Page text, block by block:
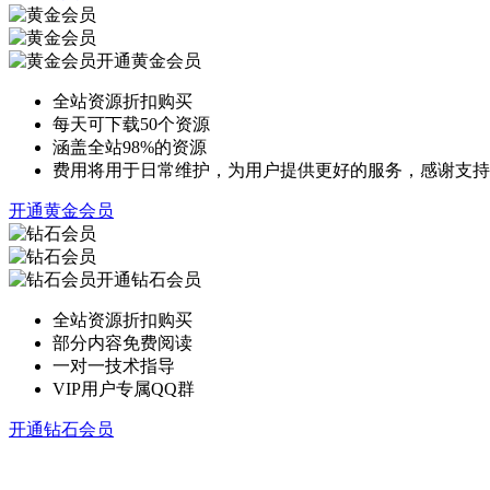
开通黄金会员
全站资源折扣购买
每天可下载50个资源
涵盖全站98%的资源
费用将用于日常维护，为用户提供更好的服务，感谢支持
开通黄金会员
开通钻石会员
全站资源折扣购买
部分内容免费阅读
一对一技术指导
VIP用户专属QQ群
开通钻石会员